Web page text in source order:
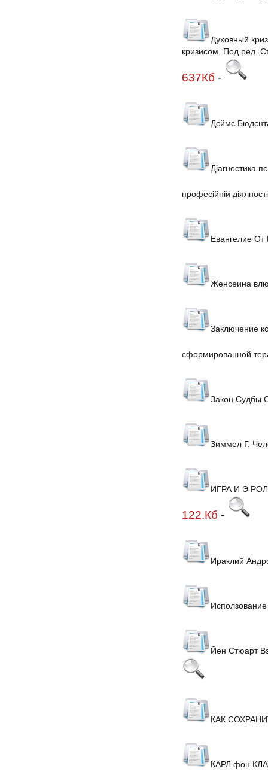
Духовный
кризисом. Под ред.
637Кб -
Дєймс
Діагностика
професійній діялності
Евангелие От
Женсеина
Заключение
сформированной
Закон Судбы
Зиммел Г.
ИГРА И Э
122.Кб -
Ираклий
Йен Стюарт
КАК
КАРЛ фон